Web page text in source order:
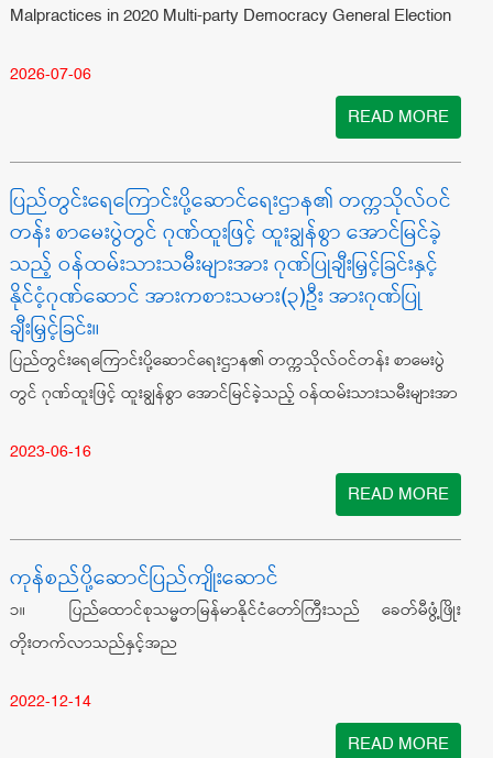
Malpractices in 2020 Multi-party Democracy General Election
2026-07-06
READ MORE
ပြည်တွင်းရေကြောင်းပို့ဆောင်ရေးဌာန၏ တက္ကသိုလ်ဝင်
တန်း စာမေးပွဲတွင် ဂုဏ်ထူးဖြင့် ထူးချွန်စွာ အောင်မြင်ခဲ့
သည့် ဝန်ထမ်းသားသမီးများအား ဂုဏ်ပြုချီးမြှင့်ခြင်းနှင့်
နိုင်ငံ့ဂုဏ်ဆောင် အားကစားသမား(၃)ဦး အားဂုဏ်ပြု
ချီးမြှင့်ခြင်း။
ပြည်တွင်းရေကြောင်းပို့ဆောင်ရေးဌာန၏ တက္ကသိုလ်ဝင်တန်း စာမေးပွဲ
တွင် ဂုဏ်ထူးဖြင့် ထူးချွန်စွာ အောင်မြင်ခဲ့သည့် ဝန်ထမ်းသားသမီးများအာ
2023-06-16
READ MORE
ကုန်စည်ပို့ဆောင်ပြည်ကျိုးဆောင်
၁။ ပြည်ထောင်စုသမ္မတမြန်မာနိုင်ငံတော်ကြီးသည် ခေတ်မီဖွံ့ဖြိုး
တိုးတက်လာသည်နှင့်အည
2022-12-14
READ MORE